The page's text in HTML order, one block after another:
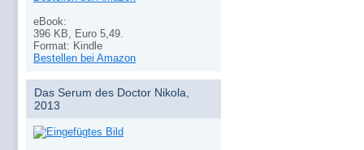
eBook:
396 KB, Euro 5,49.
Format: Kindle
Bestellen bei Amazon
Das Serum des Doctor Nikola,
2013